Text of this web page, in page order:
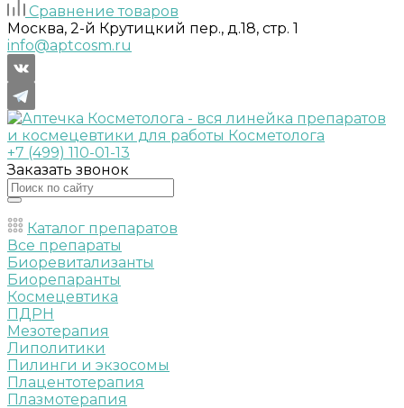
Сравнение товаров
Москва, 2-й Крутицкий пер., д.18, стр. 1
info@aptcosm.ru
+7 (499) 110-01-13
Заказать звонок
Каталог препаратов
Все препараты
Биоревитализанты
Биорепаранты
Космецевтика
ПДРН
Мезотерапия
Липолитики
Пилинги и экзосомы
Плацентотерапия
Плазмотерапия